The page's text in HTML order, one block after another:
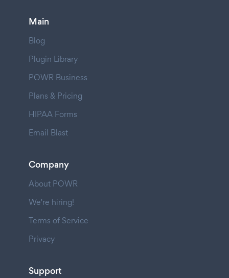
Main
Blog
Plugin Library
POWR Business
Plans & Pricing
HIPAA Forms
Email Blast
Company
About POWR
We're hiring!
Terms of Service
Privacy
Support